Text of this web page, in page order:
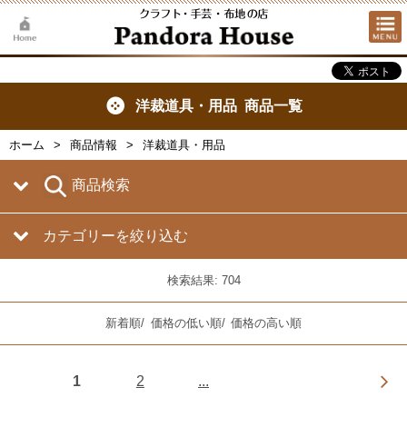
洋裁道具・用品 商品一覧
ホーム 商品情報 洋裁道具・用品
商品検索
カテゴリーを絞り込む
検索結果: 704
新着順/ 価格の低い順/ 価格の高い順
1 2 ...